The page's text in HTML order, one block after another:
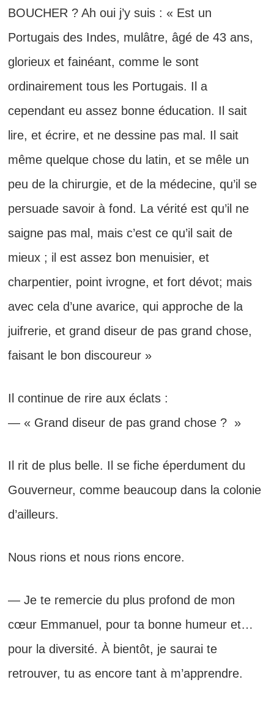
BOUCHER ? Ah oui j’y suis : « Est un
Portugais des Indes, mulâtre, âgé de 43 ans,
glorieux et fainéant, comme le sont
ordinairement tous les Portugais. Il a
cependant eu assez bonne éducation. Il sait
lire, et écrire, et ne dessine pas mal. Il sait
même quelque chose du latin, et se mêle un
peu de la chirurgie, et de la médecine, qu’il se
persuade savoir à fond. La vérité est qu’il ne
saigne pas mal, mais c’est ce qu’il sait de
mieux ; il est assez bon menuisier, et
charpentier, point ivrogne, et fort dévot; mais
avec cela d’une avarice, qui approche de la
juifrerie, et grand diseur de pas grand chose,
faisant le bon discoureur »
Il continue de rire aux éclats :
— « Grand diseur de pas grand chose ? »
Il rit de plus belle. Il se fiche éperdument du
Gouverneur, comme beaucoup dans la colonie
d’ailleurs.
Nous rions et nous rions encore.
— Je te remercie du plus profond de mon
cœur Emmanuel, pour ta bonne humeur et…
pour la diversité. À bientôt, je saurai te
retrouver, tu as encore tant à m’apprendre.